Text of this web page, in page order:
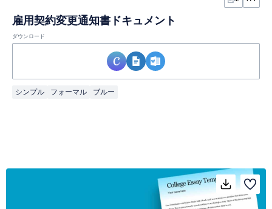
雇用契約変更通知書ドキュメント
ダウンロード
シンプル フォーマル ブルー